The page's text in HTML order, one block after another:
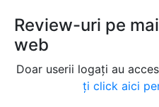
Review-uri pe
web
Doar userii logați au
ți click aici